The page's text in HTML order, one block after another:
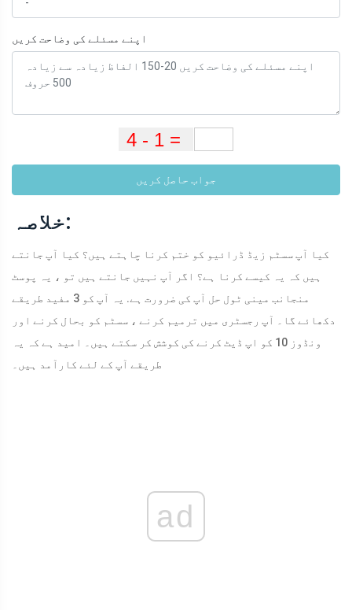
اپنے مسئلے کی وضاحت کریں
جواب حاصل کریں
خلاصہ:
کیا آپ سسٹم زیڈ ڈرائیو کو ختم کرنا چاہتے ہیں؟ کیا آپ جانتے
ہیں کہ یہ کیسے کرنا ہے؟ اگر آپ نہیں جانتے ہیں تو ، یہ پوسٹ
منجانب مینی ٹول حل آپ کی ضرورت ہے. یہ آپ کو 3 مفید طریقے
دکھائے گا۔ آپ رجسٹری میں ترمیم کرنے ، سسٹم کو بحال کرنے اور
ونڈوز 10 کو اپ ڈیٹ کرنے کی کوشش کر سکتے ہیں۔ امید ہے کہ یہ
طریقے آپ کے لئے کارآمد ہیں۔
ad